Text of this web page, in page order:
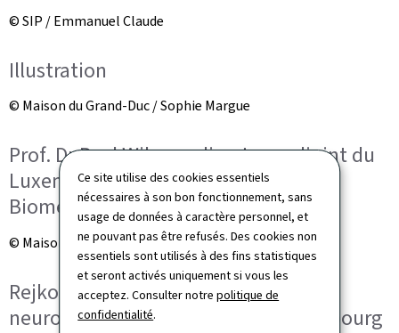
Ce site utilise des cookies essentiels
nécessaires à son bon fonctionnement, sans
usage de données à caractère personnel, et
ne pouvant pas être refusés. Des cookies non
essentiels sont utilisés à des fins statistiques
et seront activés uniquement si vous les
acceptez. Consulter notrepolitique de
confidentialité.
© SIP / Emmanuel Claude
Illustration
© Maison du Grand-Duc / Sophie Margue
Prof. Dr Paul Wilmes, directeur adjoint du
Luxembourg Centre for Systems
Biomedicine (LCSB)
© Maison du Grand-Duc / Sophie Margue
Rejko Krüger, professeur en
neurosciences, Université du Luxembourg